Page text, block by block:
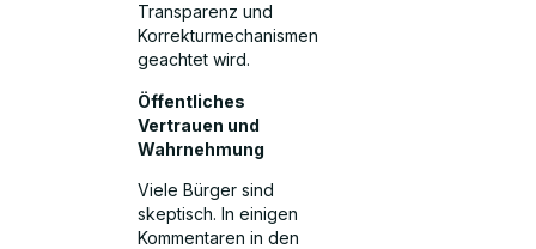
Transparenz und
Korrekturmechanismen
geachtet wird.
Öffentliches
Vertrauen und
Wahrnehmung
Viele Bürger sind
skeptisch. In einigen
Kommentaren in den